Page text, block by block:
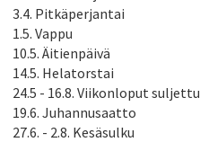
3.4. Pitkäperjantai
1.5. Vappu
10.5. Äitienpäivä
14.5. Helatorstai
24.5 - 16.8. Viikonloput suljettu
19.6. Juhannusaatto
27.6. - 2.8. Kesäsulku